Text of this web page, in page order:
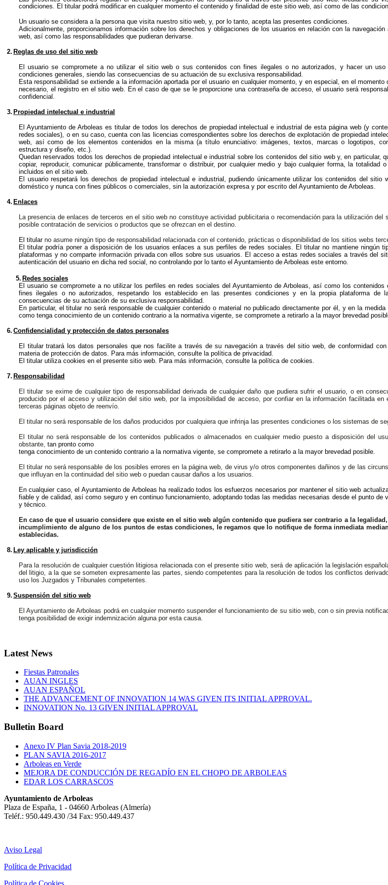
condiciones. El titular podrá modificar en cualquier momento el contenido y finalidad de este sitio web, así como de las
Un usuario se considera a la persona que visita nuestro sitio web, y, por lo tanto, acepta las presentes condiciones.
Adicionalmente, proporcionamos información sobre los derechos y obligaciones de los usuarios en relación con la
web, así como las responsabilidades que pudieran derivarse.
2. Reglas de uso del sitio web
El usuario se compromete a no utilizar el sitio web o sus contenidos con fines ilegales o no autorizados, y hacer un uso
condiciones generales, siendo las consecuencias de su actuación de su exclusiva responsabilidad.
Esta responsabilidad se extiende a la información aportada por el usuario en cualquier momento, y en especial, en el
necesario, el registro en el sitio web. En el caso de que se le proporcione una contraseña de acceso, el usuario será
confidencial.
3. Propiedad intelectual e industrial
El Ayuntamiento de Arboleas es titular de todos los derechos de propiedad intelectual e industrial de esta página web (y
redes sociales), o en su caso, cuenta con las licencias correspondientes sobre los derechos de explotación de propiedad
web, así como de los elementos contenidos en la misma (a título enunciativo: imágenes, textos, marcas o logotipos,
estructura y diseño, etc.).
Quedan reservados todos los derechos de propiedad intelectual e industrial sobre los contenidos del sitio web y, en particular,
copiar, reproducir, comunicar públicamente, transformar o distribuir, por cualquier medio y bajo cualquier forma, la totalidad
incluidos en el sitio web.
El usuario respetará los derechos de propiedad intelectual e industrial, pudiendo únicamente utilizar los contenidos del sitio
doméstico y nunca con fines públicos o comerciales, sin la autorización expresa y por escrito del Ayuntamiento de Arboleas.
4. Enlaces
La presencia de enlaces de terceros en el sitio web no constituye actividad publicitaria o recomendación para la utilización del
posible contratación de servicios o productos que se ofrezcan en el destino.
El titularno asume ningún tipo de responsabilidad relacionada con el contenido, prácticas o disponibilidad de los sitios webs
El titular podría poner a disposición de los usuarios enlaces a sus perfiles de redes sociales. El titular no mantiene ningún
plataformas y no comparte información privada con ellos sobre sus usuarios. El acceso a estas redes sociales a través del
autenticación del usuario en dicha red social, no controlando por lo tanto el Ayuntamiento de Arboleas este entorno.
5. Redes sociales
El usuario se compromete a no utilizar los perfiles en redes sociales del Ayuntamiento de Arboleas, así como los contenidos
fines ilegales o no autorizados, respetando los establecido en las presentes condiciones y en la propia plataforma de
consecuencias de su actuación de su exclusiva responsabilidad.
En particular, el titular no será responsable de cualquier contenido o material no publicado directamente por él, y en la
como tenga conocimiento de un contenido contrario a la normativa vigente, se compromete a retirarlo a la mayor brevedad
6. Confidencialidad y protección de datos personales
El titular tratará los datos personales que nos facilite a través de su navegación a través del sitio web, de conformidad
materia de protección de datos. Para más información, consulte la política de privacidad
El titular utiliza cookies en el presente sitio web. Para más información, consulte la política de cookies
7. Responsabilidad
El titular se exime de cualquier tipo de responsabilidad derivada de cualquier daño que pudiera sufrir el usuario, o en
producido por el acceso y utilización del sitio web, por la imposibilidad de acceso, por confiar en la información facilitada
terceras páginas objeto de reenvío.
El titular no será responsable de los daños producidos por cualquiera que infrinja las presentes condiciones o los sistemas de
El titular no será responsable de los contenidos publicados o almacenados en cualquier medio puesto a disposición del
obstante, tan pronto como
tenga conocimiento de un contenido contrario a la normativa vigente, se compromete a retirarlo a la mayor brevedad posible.
El titular no será responsable de los posibles errores en la página web, de virus y/o otros componentes dañinos y de las
que influyan en la continuidad del sitio web o puedan causar daños a los usuarios.
En cualquier caso, el Ayuntamiento de Arboleas ha realizado todos los esfuerzos necesarios por mantener el sitio web
fiable y de calidad, así como seguro y en continuo funcionamiento, adoptando todas las medidas necesarias desde el punto de
y técnico.
En caso de que el usuario considere que existe en el sitio web algún contenido que pudiera ser contrario a la legalidad,
incumplimiento de alguno de los puntos de estas condiciones, le regamos que lo notifique de forma inmediata
establecidas.
8. Ley aplicable y jurisdicción
Para la resolución de cualquier cuestión litigiosa relacionada con el presente sitio web, será de aplicación la legislación
del litigio, a la que se someten expresamente las partes, siendo competentes para la resolución de todos los conflictos
uso los Juzgados y Tribunales competentes.
9. Suspensión del sitio web
El Ayuntamiento de Arboleas podrá en cualquier momento suspender el funcionamiento de su sitio web, con o sin previa
tenga posibilidad de exigir indemnización alguna por esta causa.
Latest News
Fiestas Patronales
AUAN INGLES
AUAN ESPAÑOL
THE ADVANCEMENT OF INNOVATION 14 WAS GIVEN ITS INITIAL APPROVAL.
INNOVATION No. 13 GIVEN INITIAL APPROVAL
Bulletin Board
Anexo IV Plan Savia 2018-2019
PLAN SAVIA 2016-2017
Arboleas en Verde
MEJORA DE CONDUCCIÓN DE REGADÍO EN EL CHOPO DE ARBOLEAS
EDAR LOS CARRASCOS
Ayuntamiento de Arboleas
Plaza de España, 1 - 04660 Arboleas (Almería)
Teléf.: 950.449.430 /34 Fax: 950.449.437
Aviso Legal
Política de Privacidad
Política de Cookies